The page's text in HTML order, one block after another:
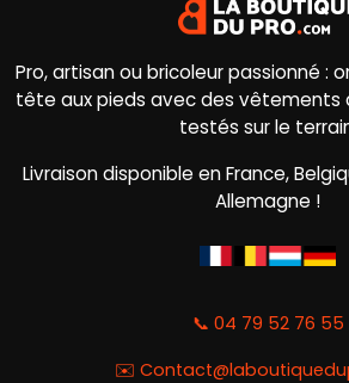
Pro, artisan ou bricoleur passionné :
tête aux pieds avec des vêtements
testés sur le
Livraison disponible en France,
Allemagne !
📞 04 79 52 76 55
✉️